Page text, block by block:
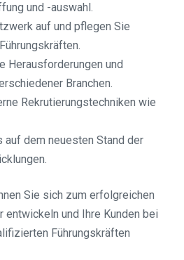
und -auswahl.
auf und pflegen Sie
Herausforderungen und
Branchen.
Rekrutierungstechniken wie
auf dem neuesten Stand der
Sie sich zum erfolgreichen
entwickeln und Ihre Kunden bei
Führungskräften